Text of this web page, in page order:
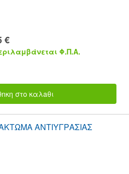
€
Φ.Π.Α.
στο καλaθι
ΑΝΤΙΥΓΡΑΣΙΑΣ